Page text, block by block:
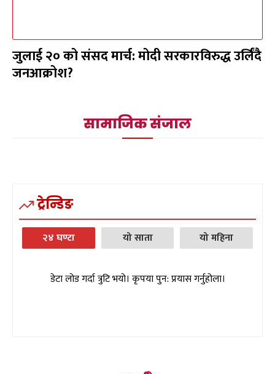
जुलाई २० को संसद मार्च: मोदी सरकारविरुद्ध उर्लिंदै
जनआक्रोश?
सामाजिक संजाल
ट्रेन्डिङ
२४ घण्टा यो साता यो महिना
डेटा लोड गर्दा त्रुटि भयो। कृपया पुन: प्रयास गर्नुहोला।